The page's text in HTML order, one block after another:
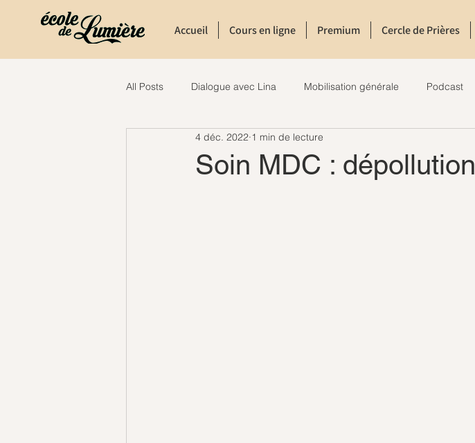
Accueil Cours en ligne Premium Cercle de Prières
All Posts Dialogue avec Lina Mobilisation générale Podcast
Soin MDC : dépollution
4 déc. 2022 1 min de lecture